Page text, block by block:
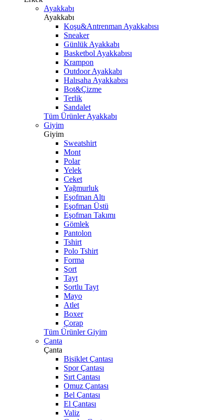
Ayakkabı
Ayakkabı
Koşu&Antrenman Ayakkabısı
Sneaker
Günlük Ayakkabı
Basketbol Ayakkabısı
Krampon
Outdoor Ayakkabı
Halısaha Ayakkabısı
Bot&Çizme
Terlik
Sandalet
Tüm Ürünler Ayakkabı
Giyim
Giyim
Sweatshirt
Mont
Polar
Yelek
Ceket
Yağmurluk
Eşofman Altı
Eşofman Üstü
Eşofman Takımı
Gömlek
Pantolon
Tshirt
Polo Tshirt
Forma
Şort
Tayt
Şortlu Tayt
Mayo
Atlet
Boxer
Çorap
Tüm Ürünler Giyim
Çanta
Çanta
Bisiklet Çantası
Spor Çantası
Sırt Çantası
Omuz Çantası
Bel Çantası
El Çantası
Valiz